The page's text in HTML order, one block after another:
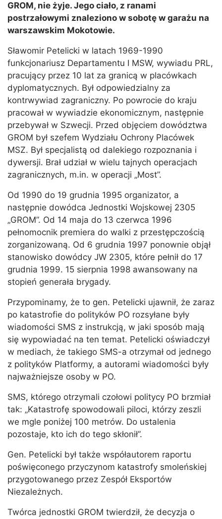
GROM, nie żyje. Jego ciało, z ranami
postrzałowymi znaleziono w sobotę w garażu na
warszawskim Mokotowie.
Sławomir Petelicki w latach 1969-1990
funkcjonariusz Departamentu I MSW, wywiadu PRL,
pracujący przez 10 lat za granicą w placówkach
dyplomatycznych. Był odpowiedzialny za
kontrwywiad zagraniczny. Po powrocie do kraju
pracował w wywiadzie ekonomicznym, następnie
przebywał w Szwecji. Przed objęciem dowództwa
GROM był szefem Wydziału Ochrony Placówek
MSZ. Był specjalistą od dalekiego rozpoznania i
dywersji. Brał udział w wielu tajnych operacjach
zagranicznych, m.in. w operacji „Most”.
Od 1990 do 19 grudnia 1995 organizator, a
następnie dowódca Jednostki Wojskowej 2305
„GROM”. Od 14 maja do 13 czerwca 1996
pełnomocnik premiera do walki z przestępczością
zorganizowaną. Od 6 grudnia 1997 ponownie objął
stanowisko dowódcy JW 2305, które pełnił do 17
grudnia 1999. 15 sierpnia 1998 awansowany na
stopień generała brygady.
Przypominamy, że to gen. Petelicki ujawnił, że zaraz
po katastrofie do polityków PO rozsyłane były
wiadomości SMS z instrukcją, w jaki sposób mają
się wypowiadać na ten temat. Petelicki oświadczył
w mediach, że takiego SMS-a otrzymał od jednego
z polityków Platformy, a autorami wiadomości były
najważniejsze osoby w PO.
SMS, którego otrzymali czołowi politycy PO brzmiał
tak: „Katastrofę spowodowali piloci, którzy zeszli
we mgle poniżej 100 metrów. Do ustalenia
pozostaje, kto ich do tego skłonił”.
Gen. Petelicki był także współautorem raportu
poświęconego przyczynom katastrofy smoleńskiej
przygotowanego przez Zespół Eksportów
Niezależnych.
Twórca jednostki GROM twierdził, że decyzja o